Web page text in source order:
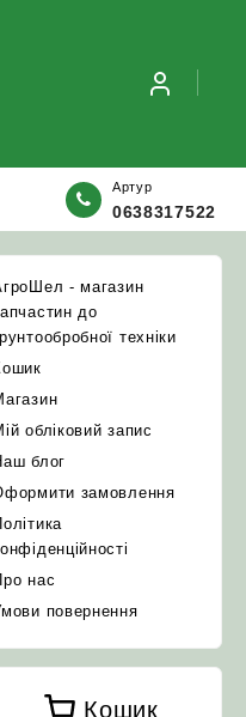
Артур
0638317522
- магазин
до
техніки
обліковий запис
блог
замовлення
нас
повернення
Кошик